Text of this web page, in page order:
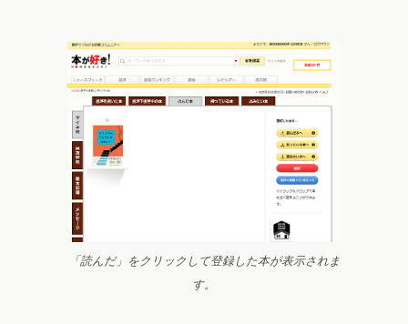
「読んだ」をクリックして登録した本が表示されま
す。